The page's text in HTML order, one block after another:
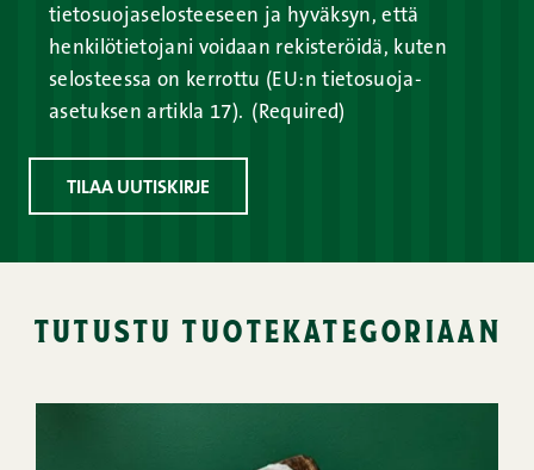
tietosuojaselosteeseen ja hyväksyn, että
henkilötietojani voidaan rekisteröidä, kuten
selosteessa on kerrottu (EU:n tietosuoja-
asetuksen artikla 17). (Required)
TILAA UUTISKIRJE
tutustu tuotekategoriaan